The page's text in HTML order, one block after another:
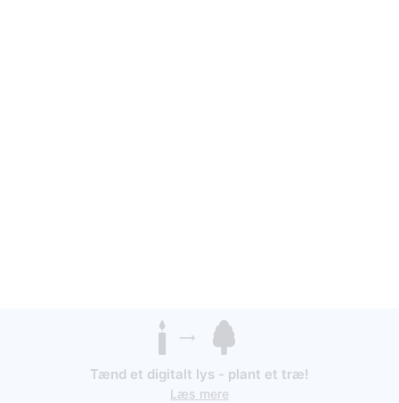
Tænd et digitalt lys - plant et træ!
Læs mere